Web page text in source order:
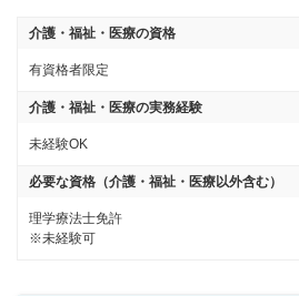
介護・福祉・医療の資格
有資格者限定
介護・福祉・医療の実務経験
未経験OK
必要な資格（介護・福祉・医療以外含む）
理学療法士免許
※未経験可